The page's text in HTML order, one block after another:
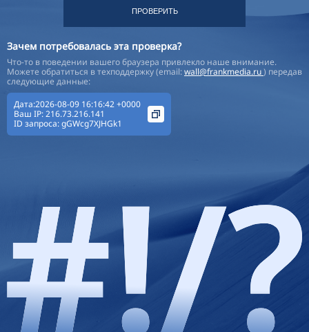
ПРОВЕРИТЬ
Зачем потребовалась эта проверка?
Что-то в поведении вашего браузера привлекло наше внимание.
Можете обратиться в техподдержку (email:wall@frankmedia.ru) передав
следующие данные:
Дата:2026-08-09 16:16:42 +0000
Ваш IP:216.73.216.141
ID запроса:gGWcg7XJHGk1